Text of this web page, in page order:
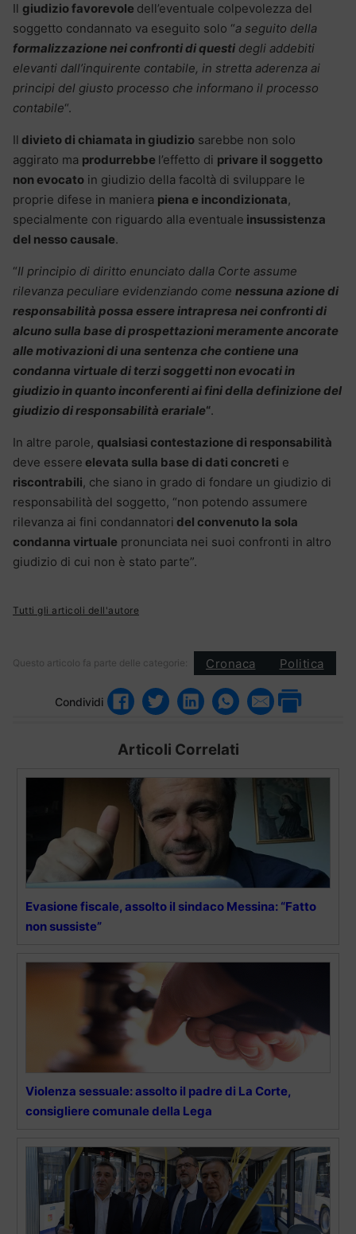
Il giudizio favorevole dell’eventuale colpevolezza del
soggetto condannato va eseguito solo “a seguito della
formalizzazione nei confronti di questi degli addebiti
elevanti dall’inquirente contabile, in stretta aderenza ai
principi del giusto processo che informano il processo
contabile“.
Il divieto di chiamata in giudizio sarebbe non solo
aggirato ma produrrebbe l’effetto di privare il soggetto
non evocato in giudizio della facoltà di sviluppare le
proprie difese in maniera piena e incondizionata,
specialmente con riguardo alla eventuale insussistenza
del nesso causale.
“Il principio di diritto enunciato dalla Corte assume
rilevanza peculiare evidenziando come nessuna azione di
responsabilità possa essere intrapresa nei confronti di
alcuno sulla base di prospettazioni meramente ancorate
alle motivazioni di una sentenza che contiene una
condanna virtuale di terzi soggetti non evocati in
giudizio in quanto inconferenti ai fini della definizione del
giudizio di responsabilità erariale“.
In altre parole, qualsiasi contestazione di responsabilità
deve essere elevata sulla base di dati concreti e
riscontrabili, che siano in grado di fondare un giudizio di
responsabilità del soggetto, “non potendo assumere
rilevanza ai fini condannatori del convenuto la sola
condanna virtuale pronunciata nei suoi confronti in altro
giudizio di cui non è stato parte”.
Tutti gli articoli dell'autore
Questo articolo fa parte delle categorie: Cronaca Politica
Condividi
Articoli Correlati
Evasione fiscale, assolto il sindaco Messina: “Fatto
non sussiste”
Violenza sessuale: assolto il padre di La Corte,
consigliere comunale della Lega